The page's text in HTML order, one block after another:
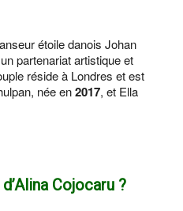
étoile danois Johan
partenariat artistique et
réside à Londres et est
née en2017, et Ella
Cojocaru ?